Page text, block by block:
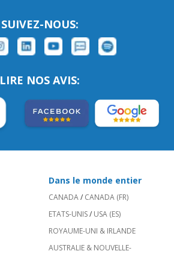
SUIVEZ-NOUS:
LIRE NOS AVIS:
Dans le monde entier
CANADA/ CANADA (FR)
ETATS-UNIS/ USA (ES)
ROYAUME-UNI & IRLANDE
AUSTRALIE & NOUVELLE-